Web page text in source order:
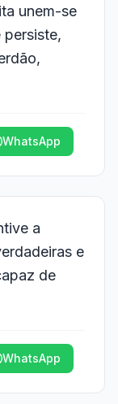
unem-se
persiste,
WhatsApp
a
e
de
WhatsApp